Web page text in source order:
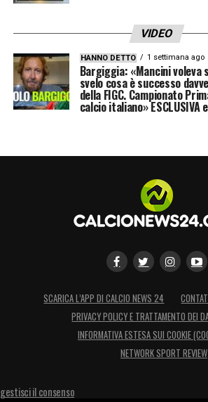
VIDEO
HANNO DETTO 1 settimana ago
Bargiggia: «Mancini voleva
svelo cosa è successo
della FIGC. Campionato
calcio italiano» ESCLUSIVA
SCARICA L’APP DI CALCIO NEWS 24
PRIVACY POLICY E TRATTAMENTO DEI
INFORMATIVA ESTESA SUI COOKIE
NETWORK SPORT REVIEW
gestisci il consenso